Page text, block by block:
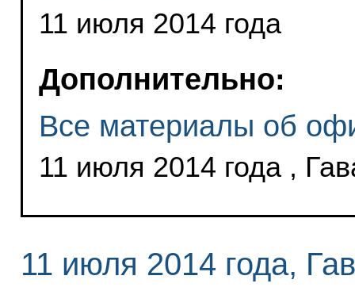
11 июля 2014 года
Дополнительно:
Все материалы об
11 июля 2014 года ,
11 июля 2014 года,